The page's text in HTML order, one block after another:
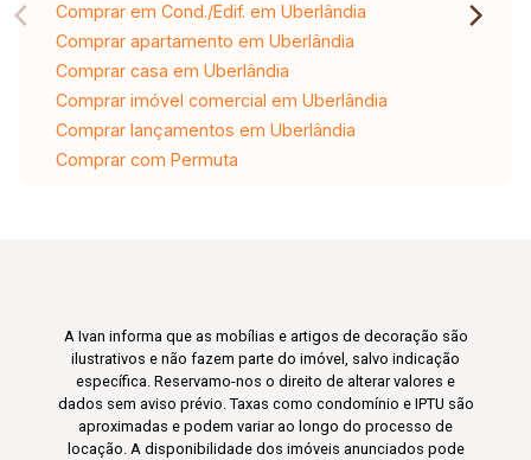
Comprar em Cond./Edif. em Uberlândia
Comprar apartamento em Uberlândia
Comprar casa em Uberlândia
Comprar imóvel comercial em Uberlândia
Comprar lançamentos em Uberlândia
Comprar com Permuta
A Ivan informa que as mobílias e artigos de decoração são
ilustrativos e não fazem parte do imóvel, salvo indicação
específica. Reservamo-nos o direito de alterar valores e
dados sem aviso prévio. Taxas como condomínio e IPTU são
aproximadas e podem variar ao longo do processo de
locação. A disponibilidade dos imóveis anunciados pode